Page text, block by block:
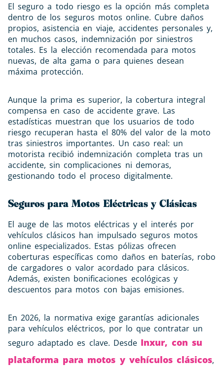
El seguro a todo riesgo es la opción más completa
dentro de los seguros motos online. Cubre daños
propios, asistencia en viaje, accidentes personales y,
en muchos casos, indemnización por siniestros
totales. Es la elección recomendada para motos
nuevas, de alta gama o para quienes desean
máxima protección.
Aunque la prima es superior, la cobertura integral
compensa en caso de accidente grave. Las
estadísticas muestran que los usuarios de todo
riesgo recuperan hasta el 80% del valor de la moto
tras siniestros importantes. Un caso real: un
motorista recibió indemnización completa tras un
accidente, sin complicaciones ni demoras,
gestionando todo el proceso digitalmente.
Seguros para Motos Eléctricas y Clásicas
El auge de las motos eléctricas y el interés por
vehículos clásicos han impulsado seguros motos
online especializados. Estas pólizas ofrecen
coberturas específicas como daños en baterías, robo
de cargadores o valor acordado para clásicos.
Además, existen bonificaciones ecológicas y
descuentos para motos con bajas emisiones.
En 2026, la normativa exige garantías adicionales
para vehículos eléctricos, por lo que contratar un
seguro adaptado es clave. Desde Inxur, con su
plataforma para motos y vehículos clásicos,